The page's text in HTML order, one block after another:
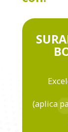
(aplica